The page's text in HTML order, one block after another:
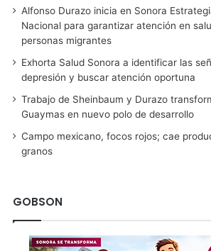
Alfonso Durazo inicia en Sonora
Nacional para garantizar atención en
personas migrantes
Exhorta Salud Sonora a identificar las
depresión y buscar atención oportuna
Trabajo de Sheinbaum y Durazo
Guaymas en nuevo polo de desarrollo
Campo mexicano, focos rojos; cae
granos
GOBSON